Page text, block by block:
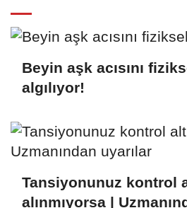
Beyin aşk acısını
algılıyor!
Tansiyonunuz kontrol
alınmıyorsa |